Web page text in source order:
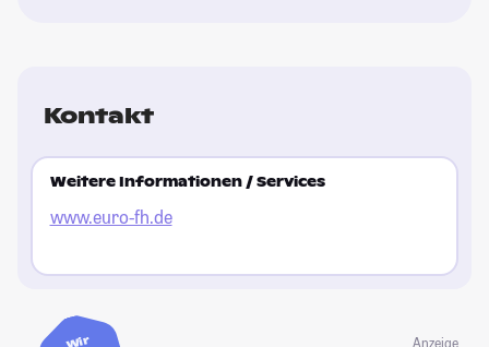
Kontakt
Weitere Informationen / Services
www.euro-fh.de
Anzeige
Wir